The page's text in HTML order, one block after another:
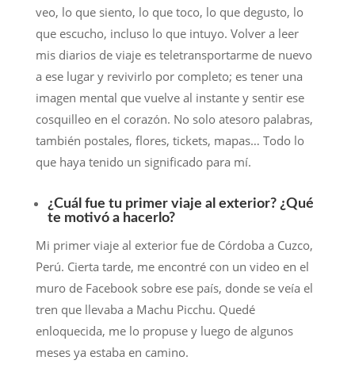
veo, lo que siento, lo que toco, lo que degusto, lo
que escucho, incluso lo que intuyo. Volver a leer
mis diarios de viaje es teletransportarme de nuevo
a ese lugar y revivirlo por completo; es tener una
imagen mental que vuelve al instante y sentir ese
cosquilleo en el corazón. No solo atesoro palabras,
también postales, flores, tickets, mapas… Todo lo
que haya tenido un significado para mí.
¿Cuál fue tu primer viaje al exterior? ¿Qué
te motivó a hacerlo?
Mi primer viaje al exterior fue de Córdoba a Cuzco,
Perú. Cierta tarde, me encontré con un video en el
muro de Facebook sobre ese país, donde se veía el
tren que llevaba a Machu Picchu. Quedé
enloquecida, me lo propuse y luego de algunos
meses ya estaba en camino.